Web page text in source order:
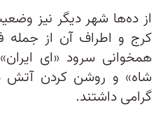
از ده‌ها شهر دیگر نیز
کرج و اطراف آن از جمله
همخوانی سرود «ای
شاه» و روشن کردن آتش
گرامی داشتند.